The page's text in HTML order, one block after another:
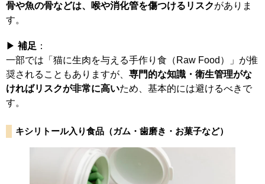
骨や魚の骨などは、喉や消化管を傷つけるリスクがありま
す。
▶ 補足 ：
一部では「猫に生肉を与える手作り食（Raw Food）」が推
奨されることもありますが、 専門的な知識・衛生管理がな
ければリスクが非常に高いため、基本的には避けるべきで
す。
キシリトール入り食品（ガム・歯磨き・お菓子など）